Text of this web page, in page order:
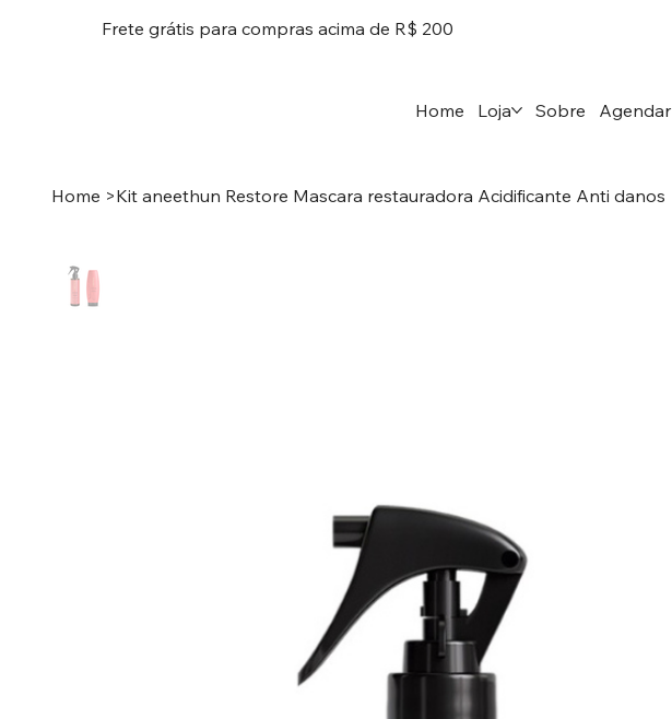
Frete grátis para compras acima de R$ 200
Home Loja Sobre Agendar
Home >Kit aneethun Restore Mascara restauradora Acidificante Anti danos